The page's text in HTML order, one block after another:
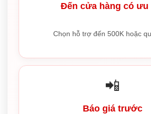
Đến cửa hàng có ưu
Chọn hỗ trợ đến 500K hoặc
📲
Báo giá trước